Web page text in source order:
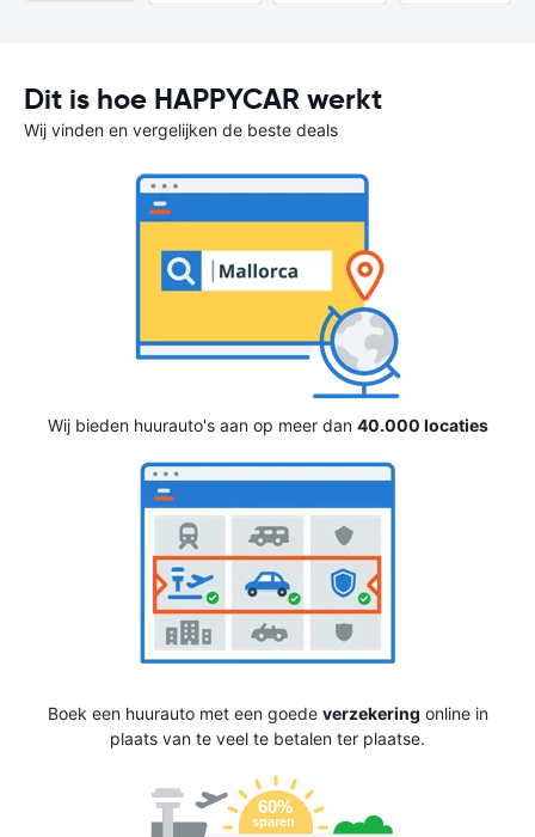
Dit is hoe HAPPYCAR werkt
Wij vinden en vergelijken de beste deals
Wij bieden huurauto's aan op meer dan 40.000 locaties
Boek een huurauto met een goede verzekering online in
plaats van te veel te betalen ter plaatse.